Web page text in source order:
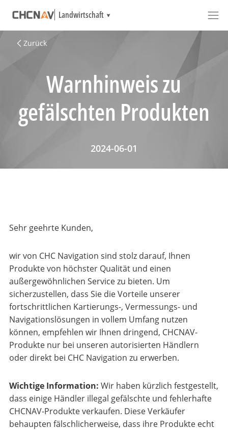
Landwirtschaft
Zurück
Warnhinweis zu
gefälschten Produkten
2024-06-01
Sehr geehrte Kunden,
wir von CHC Navigation sind stolz darauf, Ihnen
Produkte von höchster Qualität und einen
außergewöhnlichen Service zu bieten. Um
sicherzustellen, dass Sie die Vorteile unserer
fortschrittlichen Kartierungs-, Vermessungs- und
Navigationslösungen in vollem Umfang nutzen
können, empfehlen wir Ihnen dringend, CHCNAV-
Produkte nur bei unseren autorisierten Händlern
oder direkt bei CHC Navigation zu erwerben.
Wichtige Information: Wir haben kürzlich festgestellt,
dass einige Händler illegal gefälschte und fehlerhafte
CHCNAV-Produkte verkaufen. Diese Verkäufer
behaupten fälschlicherweise, dass ihre Produkte echt